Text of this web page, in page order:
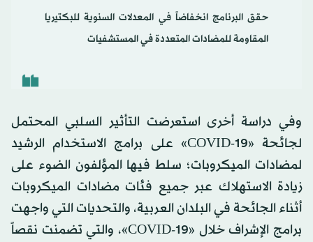
حقق البرنامج انخفاضاً في المعدلات السنوية للبكتيريا
المقاومة للمضادات المتعددة في المستشفيات
وفي دراسة أخرى استعرضت التأثير السلبي المحتمل
لجائحة «COVID-19» على برامج الاستخدام الرشيد
لمضادات الميكروبات؛ سلط فيها المؤلفون الضوء على
زيادة الاستهلاك عبر جميع فئات مضادات الميكروبات
أثناء الجائحة في البلدان العربية، والتحديات التي واجهت
برامج الإشراف خلال «COVID-19»، والتي تضمنت نقصاً